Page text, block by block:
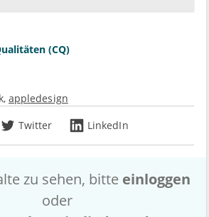
(CQ)
appledesign
Twitter LinkedIn
zu sehen, bitte einloggen
oder